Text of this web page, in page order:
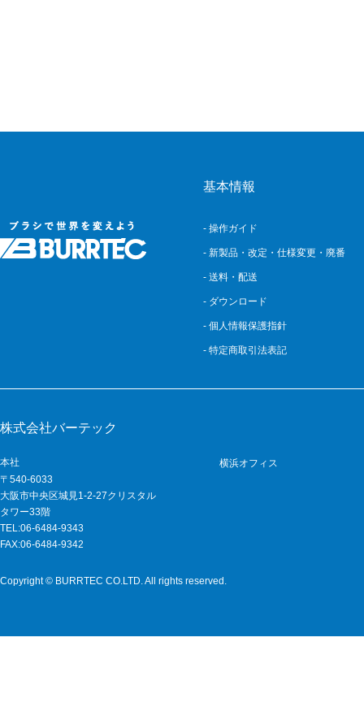
基本情報
- 操作ガイド
- 新製品・改定・仕様変更・廃番
- 送料・配送
- ダウンロード
- 個人情報保護指針
- 特定商取引法表記
株式会社バーテック
本社
〒540-6033
大阪市中央区城見1-2-27クリスタル
タワー33階
TEL:06-6484-9343
FAX:06-6484-9342
横浜オフィス
Copyright © BURRTEC CO.LTD. All rights reserved.